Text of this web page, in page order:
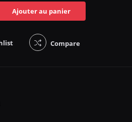
Ajouter au panier
Compare